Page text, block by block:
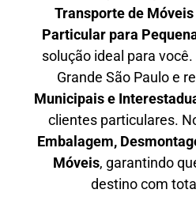
Transporte de Móveis
Particular para
solução ideal para
Grande São Pauloe
Municipais e
clientes particulares.
Embalagem,
Móveis, garantindo
destino com